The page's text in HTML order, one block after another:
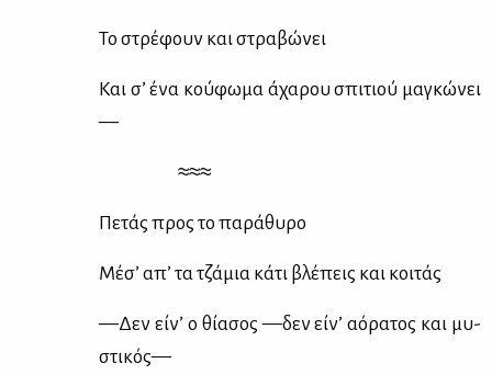
Το στρέ­φουν και στρα­βώ­νει
Και σ’ ένα κού­φω­μα άχα­ρου σπι­τιού μα­γκώ­νει
—
≈≈≈
Πε­τάς προς το πα­ρά­θυ­ρο
Μέ­σ’ απ’ τα τζά­μια κά­τι βλέ­πεις και κοι­τάς
—Δεν εί­ν’ ο θί­α­σος —δεν εί­ν’ αό­ρα­τος και μυ­
στι­κός—